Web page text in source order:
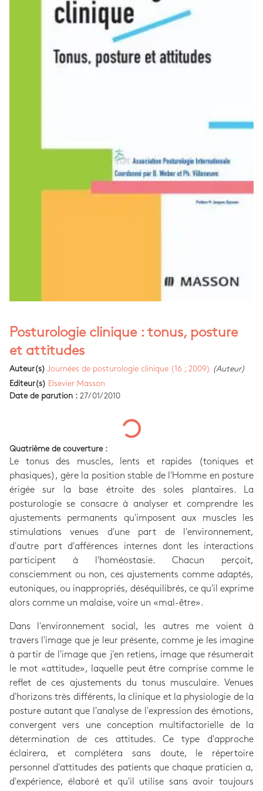
Posturologie clinique : tonus, posture
et attitudes
Auteur(s) Journées de posturologie clinique (16 ; 2009)
(Auteur)
Editeur(s) Elsevier Masson
Date de parution : 27/01/2010
Quatrième de couverture :
Le tonus des muscles, lents et rapides (toniques et
phasiques), gère la position stable de l'Homme en posture
érigée sur la base étroite des soles plantaires. La
posturologie se consacre à analyser et comprendre les
ajustements permanents qu'imposent aux muscles les
stimulations venues d'une part de l'environnement,
d'autre part d'afférences internes dont les interactions
participent à l'homéostasie. Chacun perçoit,
consciemment ou non, ces ajustements comme adaptés,
eutoniques, ou inappropriés, déséquilibrés, ce qu'il exprime
alors comme un malaise, voire un «mal-être».
Dans l'environnement social, les autres me voient à
travers l'image que je leur présente, comme je les imagine
à partir de l'image que j'en retiens, image que résumerait
le mot «attitude», laquelle peut être comprise comme le
reflet de ces ajustements du tonus musculaire. Venues
d'horizons très différents, la clinique et la physiologie de la
posture autant que l'analyse de l'expression des émotions,
convergent vers une conception multifactorielle de la
détermination de ces attitudes. Ce type d'approche
éclairera, et complétera sans doute, le répertoire
personnel d'attitudes des patients que chaque praticien a,
d'expérience, élaboré et qu'il utilise sans avoir toujours